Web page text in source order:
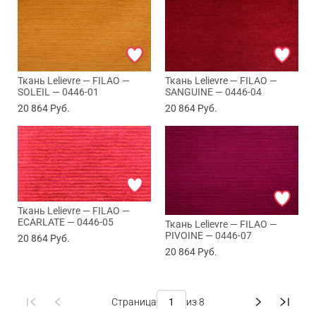
Ткань Lelievre — FILAO —
SOLEIL — 0446-01
20 864 Руб.
Ткань Lelievre — FILAO —
SANGUINE — 0446-04
20 864 Руб.
Ткань Lelievre — FILAO —
ECARLATE — 0446-05
20 864 Руб.
Ткань Lelievre — FILAO —
PIVOINE — 0446-07
20 864 Руб.
Страница из 8